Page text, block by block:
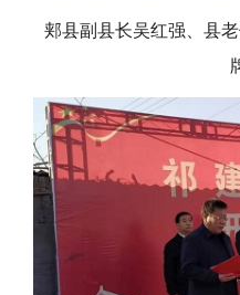
郏县副县长吴红强、县